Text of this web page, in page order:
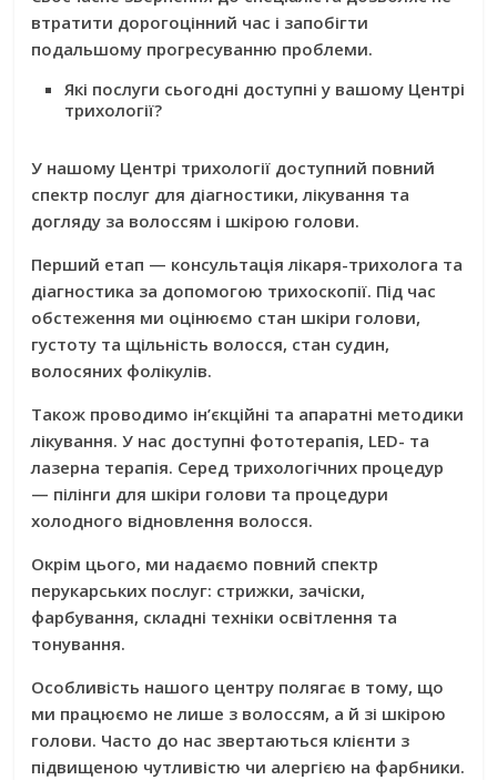
втратити дорогоцінний час і запобігти
подальшому прогресуванню проблеми.
Які послуги сьогодні доступні у вашому Центрі
трихології?
У нашому Центрі трихології доступний повний
спектр послуг для діагностики, лікування та
догляду за волоссям і шкірою голови.
Перший етап — консультація лікаря-трихолога та
діагностика за допомогою трихоскопії. Під час
обстеження ми оцінюємо стан шкіри голови,
густоту та щільність волосся, стан судин,
волосяних фолікулів.
Також проводимо ін’єкційні та апаратні методики
лікування. У нас доступні фототерапія, LED- та
лазерна терапія. Серед трихологічних процедур
— пілінги для шкіри голови та процедури
холодного відновлення волосся.
Окрім цього, ми надаємо повний спектр
перукарських послуг: стрижки, зачіски,
фарбування, складні техніки освітлення та
тонування.
Особливість нашого центру полягає в тому, що
ми працюємо не лише з волоссям, а й зі шкірою
голови. Часто до нас звертаються клієнти з
підвищеною чутливістю чи алергією на фарбники.